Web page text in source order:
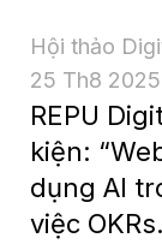
Hội thảo
25 Th8 2025
REPU
kiện:
dụng AI
việc OKRs.